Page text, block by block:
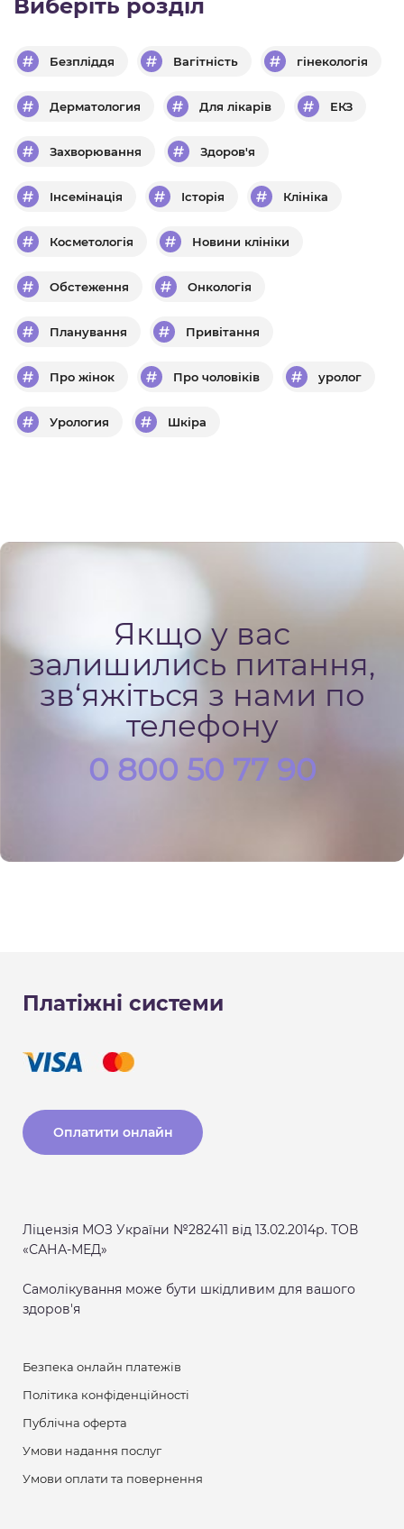
Виберіть розділ
Безпліддя Вагітність гінекологія
Дерматология Для лікарів ЕКЗ
Захворювання Здоров'я
Інсемінація Історія Клініка
Косметологія Новини клініки
Обстеження Онкологія
Планування Привітання
Про жінок Про чоловіків уролог
Урология Шкіра
Якщо у вас
залишились питання,
зв‘яжіться з нами по
телефону
0 800 50 77 90
Платіжні системи
Оплатити онлайн
Ліцензія МОЗ України №282411 від 13.02.2014р. ТОВ
«САНА-МЕД»
Самолікування може бути шкідливим для вашого
здоров'я
Безпека онлайн платежів
Політика конфіденційності
Публічна оферта
Умови надання послуг
Умови оплати та повернення